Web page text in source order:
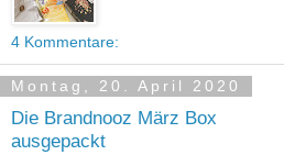
4 Kommentare:
Montag, 20. April 2020
Die Brandnooz März Box
ausgepackt